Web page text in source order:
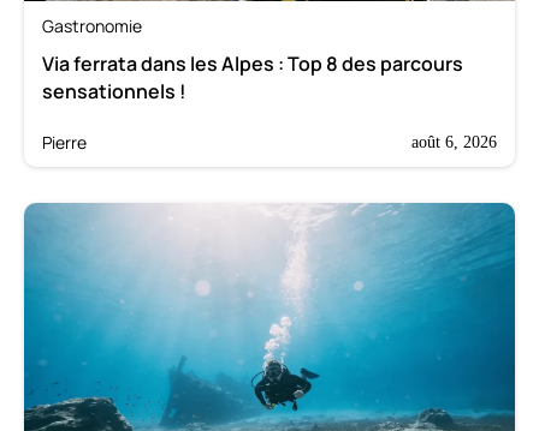
Gastronomie
Via ferrata dans les Alpes : Top 8 des parcours
sensationnels !
Pierre août 6, 2026